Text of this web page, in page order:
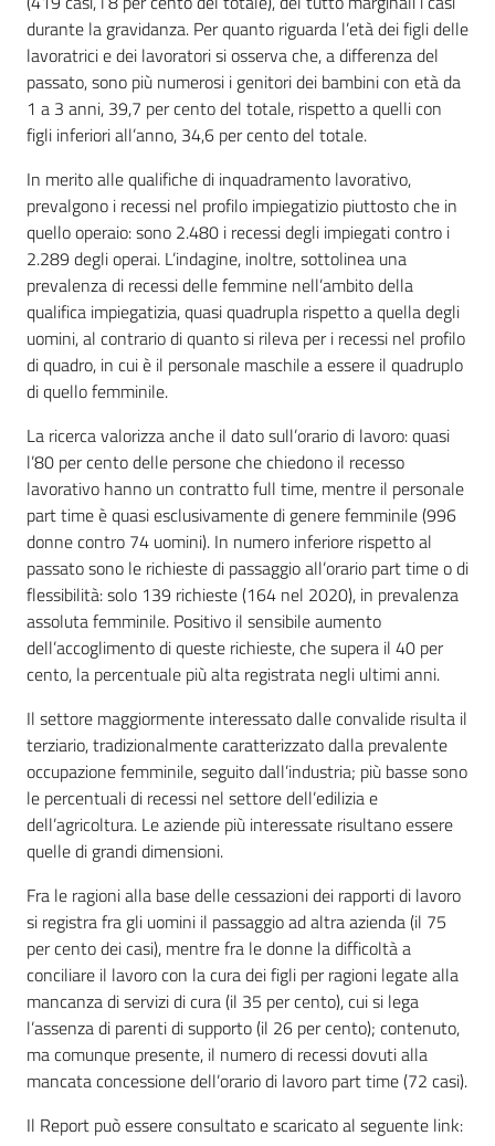
durante la gravidanza. Per quanto riguarda l’età dei figli delle
lavoratrici e dei lavoratori si osserva che, a differenza del
passato, sono più numerosi i genitori dei bambini con età da
1 a 3 anni, 39,7 per cento del totale, rispetto a quelli con
figli inferiori all’anno, 34,6 per cento del totale.
In merito alle qualifiche di inquadramento lavorativo,
prevalgono i recessi nel profilo impiegatizio piuttosto che in
quello operaio: sono 2.480 i recessi degli impiegati contro i
2.289 degli operai. L’indagine, inoltre, sottolinea una
prevalenza di recessi delle femmine nell’ambito della
qualifica impiegatizia, quasi quadrupla rispetto a quella degli
uomini, al contrario di quanto si rileva per i recessi nel profilo
di quadro, in cui è il personale maschile a essere il quadruplo
di quello femminile.
La ricerca valorizza anche il dato sull’orario di lavoro: quasi
l’80 per cento delle persone che chiedono il recesso
lavorativo hanno un contratto full time, mentre il personale
part time è quasi esclusivamente di genere femminile (996
donne contro 74 uomini). In numero inferiore rispetto al
passato sono le richieste di passaggio all’orario part time o di
flessibilità: solo 139 richieste (164 nel 2020), in prevalenza
assoluta femminile. Positivo il sensibile aumento
dell’accoglimento di queste richieste, che supera il 40 per
cento, la percentuale più alta registrata negli ultimi anni.
Il settore maggiormente interessato dalle convalide risulta il
terziario, tradizionalmente caratterizzato dalla prevalente
occupazione femminile, seguito dall’industria; più basse sono
le percentuali di recessi nel settore dell’edilizia e
dell’agricoltura. Le aziende più interessate risultano essere
quelle di grandi dimensioni.
Fra le ragioni alla base delle cessazioni dei rapporti di lavoro
si registra fra gli uomini il passaggio ad altra azienda (il 75
per cento dei casi), mentre fra le donne la difficoltà a
conciliare il lavoro con la cura dei figli per ragioni legate alla
mancanza di servizi di cura (il 35 per cento), cui si lega
l’assenza di parenti di supporto (il 26 per cento); contenuto,
ma comunque presente, il numero di recessi dovuti alla
mancata concessione dell’orario di lavoro part time (72 casi).
Il Report può essere consultato e scaricato al seguente link: